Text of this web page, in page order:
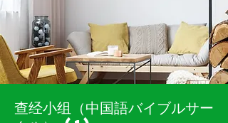
查经小组（中国語バイブルサー